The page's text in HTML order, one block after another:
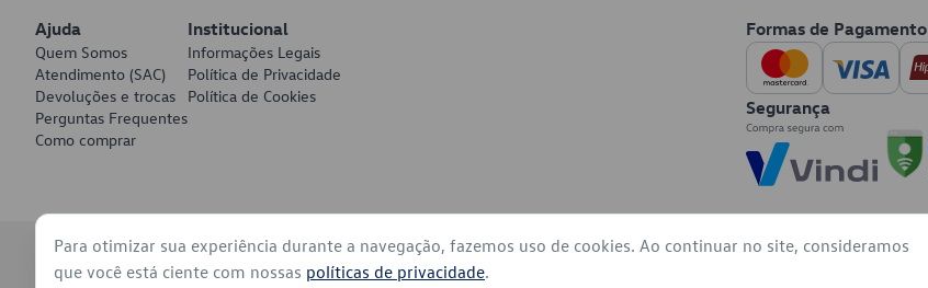
Ajuda
Quem Somos
Atendimento (SAC)
Devoluções e trocas
Perguntas Frequentes
Como comprar
Institucional
Informações Legais
Política de Privacidade
Política de Cookies
Formas de Pagamento
Segurança
© 2026 - Volkswagen do Brasil - Todos os direitos reservados
Para otimizar sua experiência durante a navegação, fazemos uso de cookies. Ao continuar no site, consideramos
que você está ciente com nossas políticas de privacidade.